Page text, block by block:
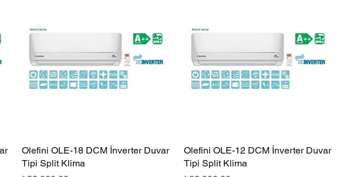
Hızlı Bakış
Olefini OLE-18 DCM İnverter Duvar
Tipi Split Klima
Hızlı Bakış
Olefini OLE-12 DCM İnverter Duvar
Tipi Split Klima